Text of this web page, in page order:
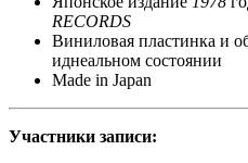
RECORDS
Виниловая пластинка и
иднеальном состоянии
Made in Japan
Участники записи: